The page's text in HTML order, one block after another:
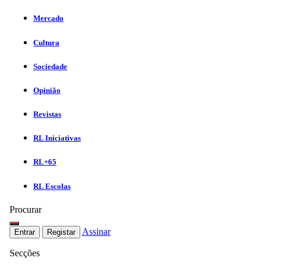
Mercado
Cultura
Sociedade
Opinião
Revistas
RL Iniciativas
RL+65
RL Escolas
Procurar
Entrar Registar Assinar
Secções